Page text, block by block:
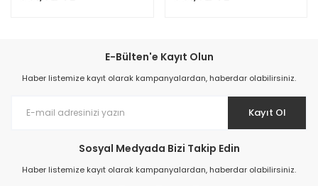
E-Bülten'e Kayıt Olun
Haber listemize kayıt olarak kampanyalardan, haberdar olabilirsiniz.
Kayıt Ol
Sosyal Medyada Bizi Takip Edin
Haber listemize kayıt olarak kampanyalardan, haberdar olabilirsiniz.